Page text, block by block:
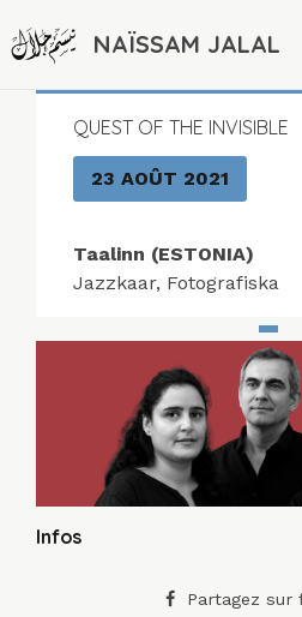
NAÏSSAM JALAL
QUEST OF THE INVISIBLE
23 AOÛT 2021
Taalinn (ESTONIA)
Jazzkaar, Fotografiska
Infos
Partagez sur